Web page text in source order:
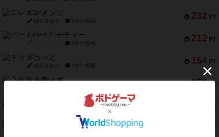
232 PT
エレメンツ
紹介文あり 4件の投稿
212 PT
バー！パーティー
1件の投稿
154 PT
ギョッと
紹介文あり 1件の投稿
152 PT
クルティボ
PT
PT
ドブル：ポケットモンスター